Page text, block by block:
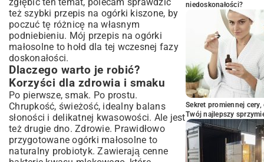
też szybki przepis na ogórki kiszone, by
poczuć tę różnicę na własnym
podniebieniu. Mój przepis na ogórki
małosolne to hołd dla tej wczesnej fazy
doskonałości.
Dlaczego warto je robić?
Korzyści dla zdrowia i smaku
Po pierwsze, smak. Po prostu.
Chrupkość, świeżość, idealny balans
słoności i delikatnej kwasowości. Ale jest
też drugie dno. Zdrowie. Prawidłowo
przygotowane ogórki małosolne to
naturalny probiotyk. Zawierają cenne
niedoskonałości?
Sekret promiennej
Twój najlepszy